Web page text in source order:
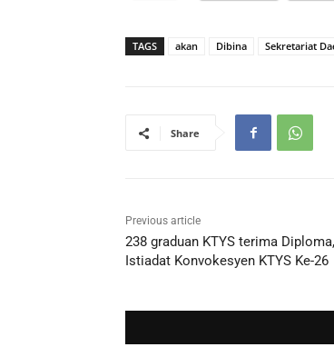
TAGS akan Dibina Sekretariat
Share
Previous article
238 graduan KTYS terima
Istiadat Konvokesyen KTYS Ke-26